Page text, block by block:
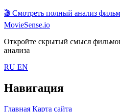
🎬 Смотреть полный анализ
MovieSense.io
Откройте скрытый смысл
анализа
RU EN
Навигация
Главная Карта сайта